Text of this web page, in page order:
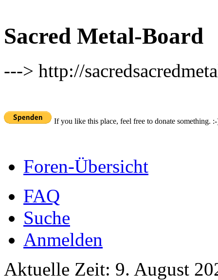
Sacred Metal-Board
---> http://
If you like this place, feel free to donate something.
Foren-Übersicht
FAQ
Suche
Anmelden
Aktuelle Zeit: 9. August